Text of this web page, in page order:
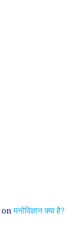
onमनोविज्ञान क्या है?